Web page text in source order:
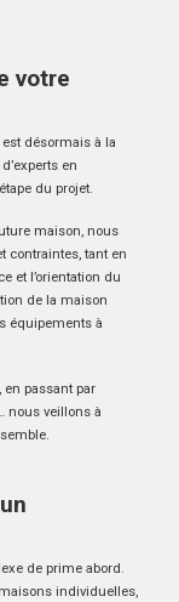
votre
est désormais à la
en
du projet.
maison, nous
contraintes, tant en
et l’orientation du
de la maison
équipements à
passant par
nous veillons à
de prime abord.
individuelles,